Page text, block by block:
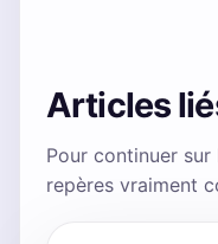
Articles
Pour continuer
repères vraiment